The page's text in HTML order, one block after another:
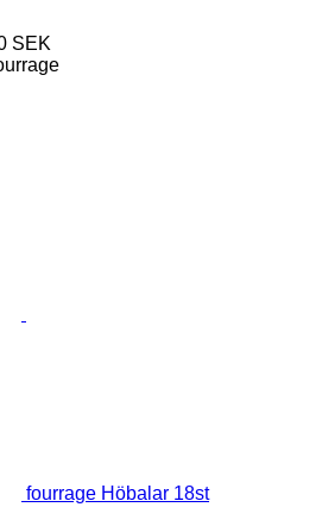
SEK
fourrage Höbalar 18st